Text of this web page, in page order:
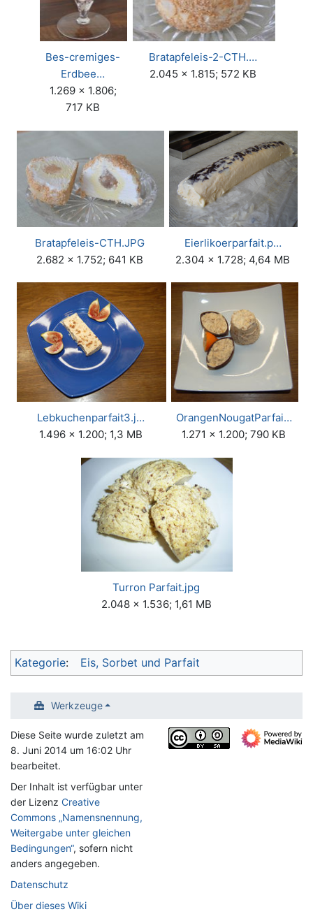
Bes-cremiges-
Erdbee…
1.269 × 1.806;
717 KB
Bratapfeleis-2-CTH.…
2.045 × 1.815; 572 KB
Bratapfeleis-CTH.JPG
2.682 × 1.752; 641 KB
Eierlikoerparfait.p…
2.304 × 1.728; 4,64 MB
Lebkuchenparfait3.j…
1.496 × 1.200; 1,3 MB
OrangenNougatParfai…
1.271 × 1.200; 790 KB
Turron Parfait.jpg
2.048 × 1.536; 1,61 MB
Kategorie: Eis, Sorbet und Parfait
Werkzeuge
Diese Seite wurde zuletzt am
8. Juni 2014 um 16:02 Uhr
bearbeitet.
Der Inhalt ist verfügbar unter
der Lizenz Creative
Commons „Namensnennung,
Weitergabe unter gleichen
Bedingungen“, sofern nicht
anders angegeben.
Datenschutz
Über dieses Wiki